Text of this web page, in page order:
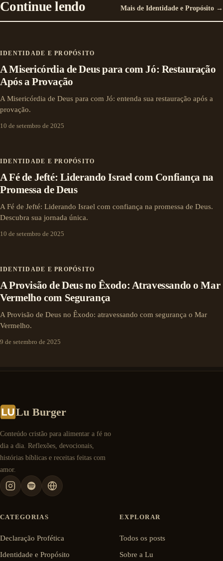
Continue lendo Mais de Identidade e Propósito →
IDENTIDADE E PROPÓSITO
A Misericórdia de Deus para com Jó: Restauração
Após a Provação
A Misericórdia de Deus para com Jó: entenda sua restauração após a
provação.
10 de setembro de 2025
IDENTIDADE E PROPÓSITO
A Fé de Jefté: Liderando Israel com Confiança na
Promessa de Deus
A Fé de Jefté: Liderando Israel com confiança na promessa de Deus.
Descubra sua jornada única.
10 de setembro de 2025
IDENTIDADE E PROPÓSITO
A Provisão de Deus no Êxodo: Atravessando o Mar
Vermelho com Segurança
A Provisão de Deus no Êxodo: atravessando com segurança o Mar
Vermelho.
9 de setembro de 2025
Lu Burger
Conteúdo cristão para alimentar a fé no
dia a dia. Reflexões, devocionais,
histórias bíblicas e receitas feitas com
amor.
CATEGORIAS
Declaração Profética
Identidade e Propósito
EXPLORAR
Todos os posts
Sobre a Lu